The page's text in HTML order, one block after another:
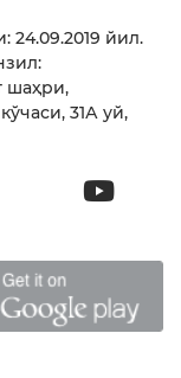
24.09.2019 йил.
шаҳри,
31А уй,